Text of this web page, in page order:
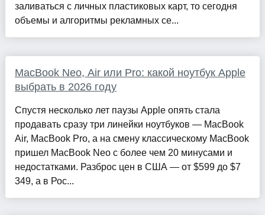
заливаться с личных пластиковых карт, то сегодня
объемы и алгоритмы рекламных се...
MacBook Neo, Air или Pro: какой ноутбук Apple
выбрать в 2026 году
Спустя несколько лет паузы Apple опять стала
продавать сразу три линейки ноутбуков — MacBook
Air, MacBook Pro, а на смену классическому MacBook
пришел MacBook Neo с более чем 20 минусами и
недостатками. Разброс цен в США — от $599 до $7
349, а в Рос...